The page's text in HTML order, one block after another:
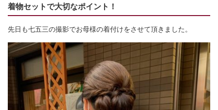
採用情報
着物セットで大切なポイント！
先日も七五三の撮影でお母様の着付けをさせて頂きました。